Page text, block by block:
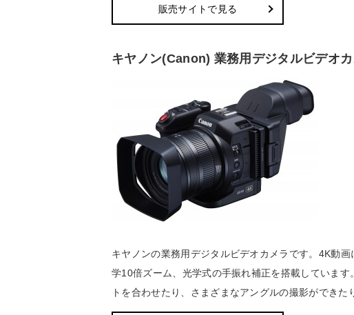
販売サイトで見る
キヤノン(Canon) 業務用デジタルビデオ
キヤノンの業務用デジタルビデオカメラです。4K動
学10倍ズーム、光学式の手振れ補正を搭載していま
トを合わせたり、さまざまなアングルの撮影ができた